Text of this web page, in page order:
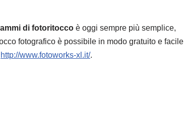
di fotoritocco è oggi sempre più semplice,
fotografico è possibile in modo gratuito e facile
http://www.fotoworks-xl.it/.